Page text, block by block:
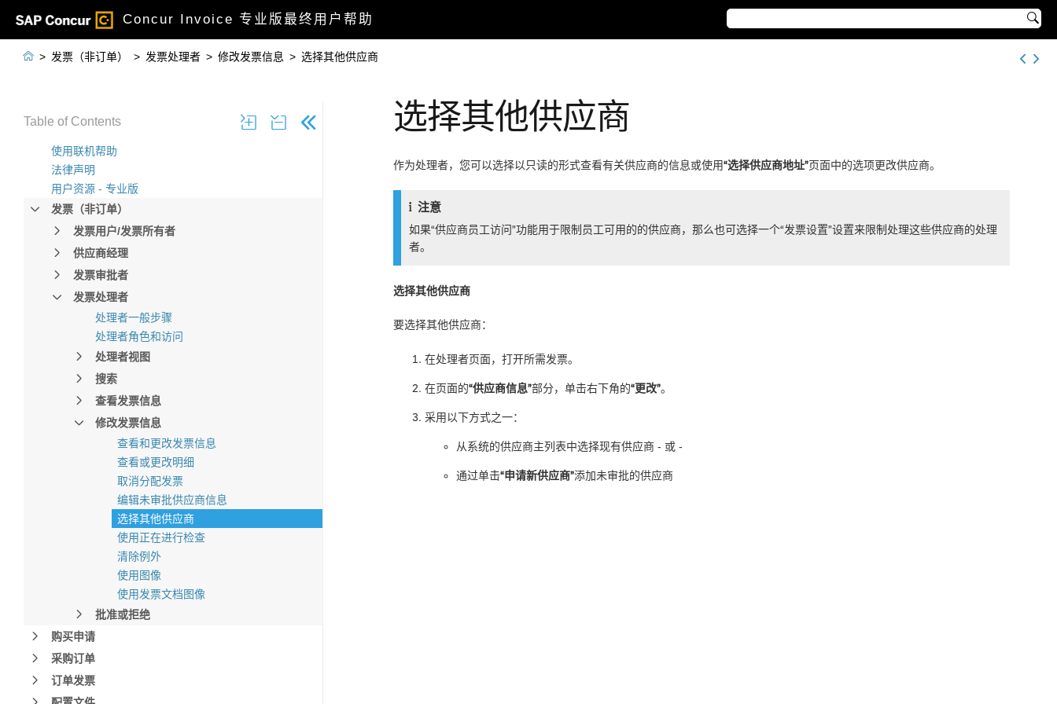
Concur Invoice 专业版最终用户帮助 
Table of Contents
使用联机帮助
法律声明
用户资源 - 专业版
发票（非订单）
发票用户/发票所有者
供应商经理
发票审批者
发票处理者
处理者一般步骤
处理者角色和访问
处理者视图
搜索
查看发票信息
修改发票信息
查看和更改发票信息
查看或更改明细
取消分配发票
编辑未审批供应商信息
选择其他供应商
使用正在进行检查
清除例外
使用图像
使用发票文档图像
批准或拒绝
购买申请
采购订单
订单发票
 > 发票（非订单） > 发票处理者 > 修改发票信息 > 选择其他供应商
选择其他供应商
作为处理者，您可以选择以只读的形式查看有关供应商的信息或使用“选择供应商地址”页面中的选项更改供应商。
注意
如果“供应商员工访问”功能用于限制员工可用的的供应商，那么也可选择一个“发票设置”设置来限制处理这些供应商的处理
者。
选择其他供应商
要选择其他供应商：
在处理者页面，打开所需发票。
在页面的“供应商信息”部分，单击右下角的“更改”。
采用以下方式之一：
从系统的供应商主列表中选择现有供应商 - 或 -
通过单击“申请新供应商”添加未审批的供应商